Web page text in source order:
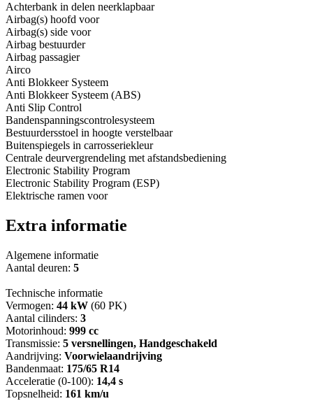
Achterbank in delen neerklapbaar
Airbag(s) hoofd voor
Airbag(s) side voor
Airbag bestuurder
Airbag passagier
Airco
Anti Blokkeer Systeem
Anti Blokkeer Systeem (ABS)
Anti Slip Control
Bandenspanningscontrolesysteem
Bestuurdersstoel in hoogte verstelbaar
Buitenspiegels in carrosseriekleur
Centrale deurvergrendeling met afstandsbediening
Electronic Stability Program
Electronic Stability Program (ESP)
Elektrische ramen voor
Extra informatie
Algemene informatie
Aantal deuren: 5
Technische informatie
Vermogen: 44 kW (60 PK)
Aantal cilinders: 3
Motorinhoud: 999 cc
Transmissie: 5 versnellingen, Handgeschakeld
Aandrijving: Voorwielaandrijving
Bandenmaat: 175/65 R14
Acceleratie (0-100): 14,4 s
Topsnelheid: 161 km/u